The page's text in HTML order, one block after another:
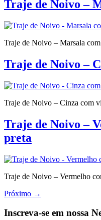
Traje de Noivo –
Traje de Noivo – Marsala
Traje de Noivo –
Traje de Noivo – Cinza com
Traje de Noivo –
preta
Traje de Noivo – Vermelho
Próximo →
Inscreva-se em nossa